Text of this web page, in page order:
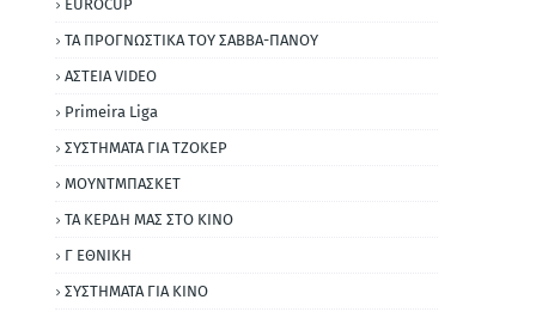
EUROCUP
ΤΑ ΠΡΟΓΝΩΣΤΙΚΑ ΤΟΥ ΣΑΒΒΑ-ΠΑΝΟΥ
ΑΣΤΕΙΑ VIDEO
Primeira Liga
ΣΥΣΤΗΜΑΤΑ ΓΙΑ ΤΖΟΚΕΡ
ΜΟΥΝΤΜΠΑΣΚΕΤ
ΤΑ ΚΕΡΔΗ ΜΑΣ ΣΤΟ ΚΙΝΟ
Γ ΕΘΝΙΚΗ
ΣΥΣΤΗΜΑΤΑ ΓΙΑ ΚΙΝΟ